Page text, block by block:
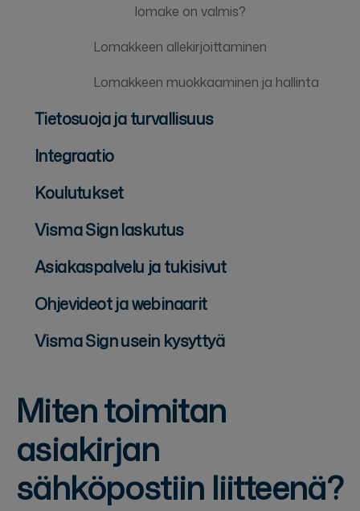
lomake on valmis?
Lomakkeen allekirjoittaminen
Lomakkeen muokkaaminen ja hallinta
Tietosuoja ja turvallisuus
Integraatio
Koulutukset
Visma Sign laskutus
Asiakaspalvelu ja tukisivut
Ohjevideot ja webinaarit
Visma Sign usein kysyttyä
Miten toimitan
asiakirjan
sähköpostiin liitteenä?